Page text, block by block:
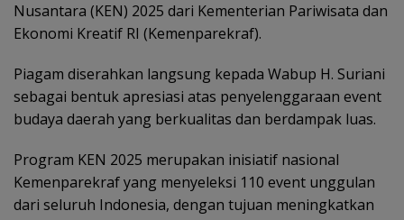
Nusantara (KEN) 2025 dari Kementerian Pariwisata dan
Ekonomi Kreatif RI (Kemenparekraf).
Piagam diserahkan langsung kepada Wabup H. Suriani
sebagai bentuk apresiasi atas penyelenggaraan event
budaya daerah yang berkualitas dan berdampak luas.
Program KEN 2025 merupakan inisiatif nasional
Kemenparekraf yang menyeleksi 110 event unggulan
dari seluruh Indonesia, dengan tujuan meningkatkan